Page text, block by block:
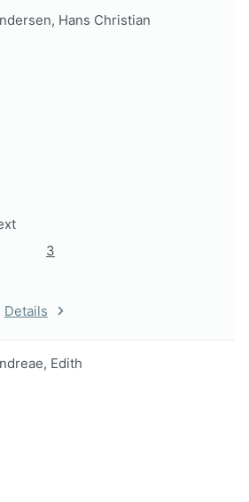
Hans Christian
3
Details
Edith